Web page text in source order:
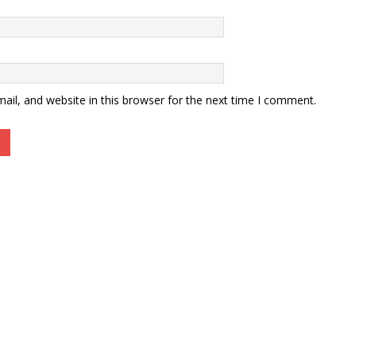
and website in this browser for the next time I comment.